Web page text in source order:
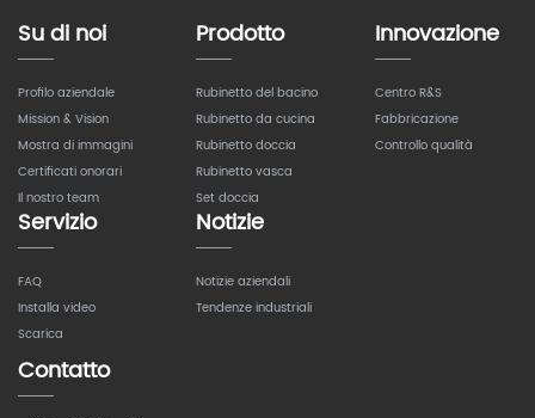
Su di noi
Profilo aziendale
Mission & Vision
Mostra di immagini
Certificati onorari
Il nostro team
Prodotto
Rubinetto del bacino
Rubinetto da cucina
Rubinetto doccia
Rubinetto vasca
Set doccia
Innovazione
Centro R&S
Fabbricazione
Controllo qualità
Servizio
FAQ
Installa video
Scarica
Notizie
Notizie aziendali
Tendenze industriali
Contatto